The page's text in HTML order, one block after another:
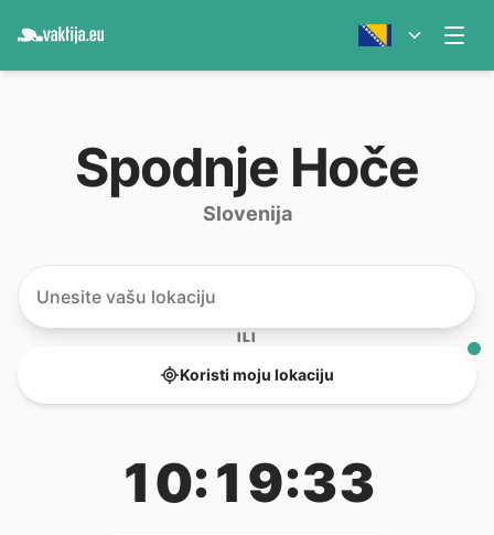
Spodnje Hoče
Slovenija
ILI
Koristi moju lokaciju
10:19:33